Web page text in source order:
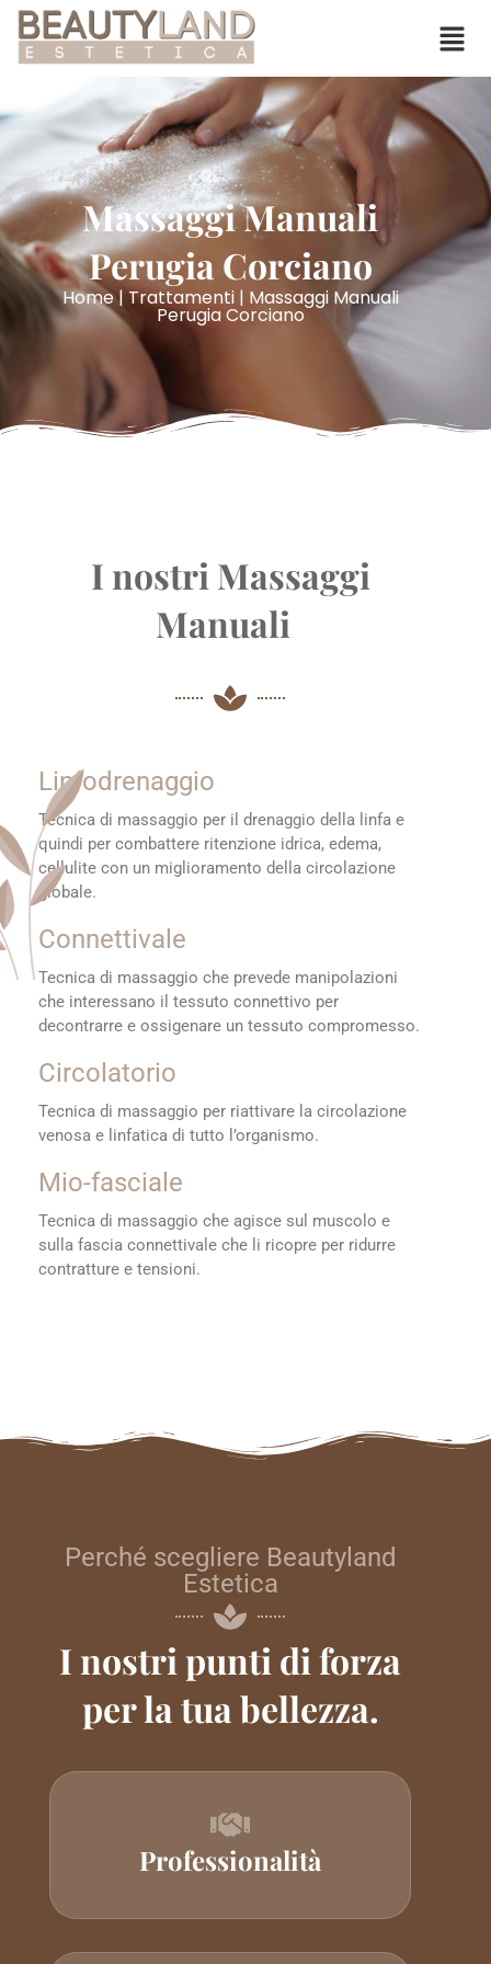
Massaggi Manuali
Perugia Corciano
Home|Trattamenti| Massaggi Manuali
Perugia Corciano
I nostri Massaggi
Manuali
Linfodrenaggio
Tecnica di massaggio per il drenaggio della linfa e
quindi per combattere ritenzione idrica, edema,
cellulite con un miglioramento della circolazione
globale.
Connettivale
Tecnica di massaggio che prevede manipolazioni
che interessano il tessuto connettivo per
decontrarre e ossigenare un tessuto compromesso.
Circolatorio
Tecnica di massaggio per riattivare la circolazione
venosa e linfatica di tutto l’organismo.
Mio-fasciale
Tecnica di massaggio che agisce sul muscolo e
sulla fascia connettivale che li ricopre per ridurre
contratture e tensioni.
Perché scegliere Beautyland
Estetica
I nostri punti di forza
per la tua bellezza.
Professionalità